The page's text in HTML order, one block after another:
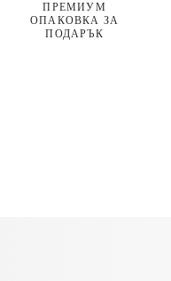
ПРЕМИУМ
ОПАКОВКА ЗА
ПОДАРЪК